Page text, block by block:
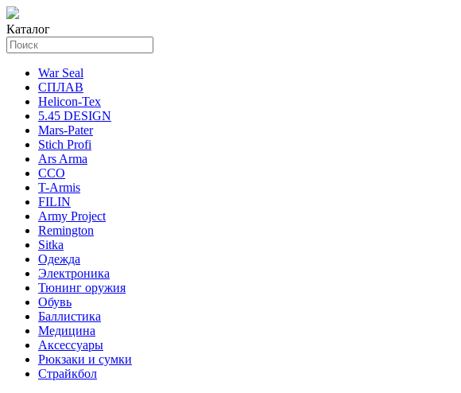
Каталог
War Seal
СПЛАВ
Helicon-Tex
5.45 DESIGN
Mars-Pater
Stich Profi
Ars Arma
ССО
T-Armis
FILIN
Army Project
Remington
Sitka
Одежда
Электроника
Тюнинг оружия
Обувь
Баллистика
Медицина
Аксессуары
Рюкзаки и сумки
Страйкбол